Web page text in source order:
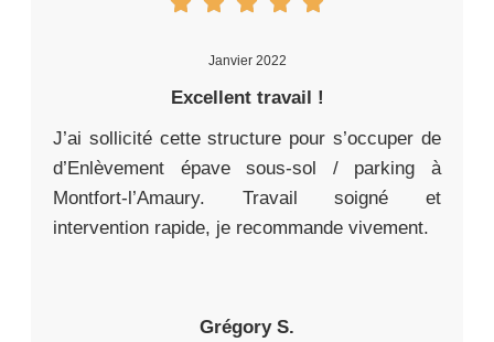
Janvier 2022
Excellent travail !
J’ai sollicité cette structure pour s’occuper de
d’Enlèvement épave sous-sol / parking à
Montfort-l’Amaury. Travail soigné et
intervention rapide, je recommande vivement.
Grégory S.